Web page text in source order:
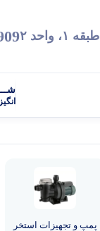
پمپ و تجهیزات استخر